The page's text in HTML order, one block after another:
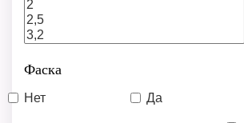
Фаска
Нет Да